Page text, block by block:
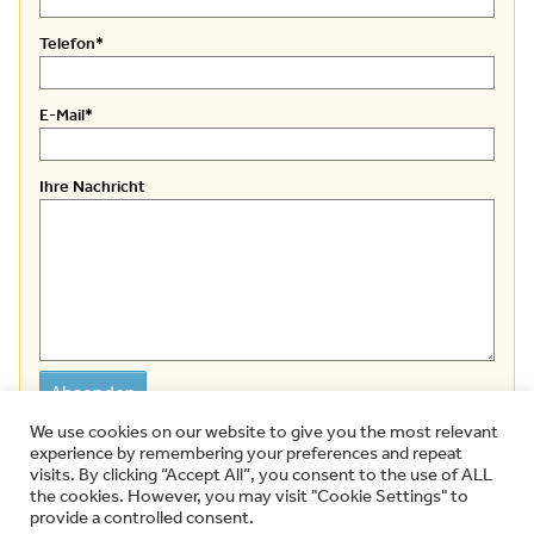
mit Zusatzversicherungen spezifische Leistungen ihrer
gesetzlichen Versicherung aufzustocken.
den Kosten durch Unfälle in der Freizeit, im Ausland und
rund um die Uhr zu schützen. So können Sie sich im Fall der
private Unfallversicherung Ihre gesetzlichen Ansprüche
während der Arbeitszeit und bietet Ihnen so 24 Stunden
am Tag Schutz aus einer Hand!
Ihr gewünschtes Leistungsspektrum. Danach gilt es vor
allem auf Preis und Leistung zu achten. Wir vergleichen den
Telefon*
E-Mail*
Ihre Nachricht
We use cookies on our website to give you the most relevant
experience by remembering your preferences and repeat
visits. By clicking “Accept All”, you consent to the use of ALL
the cookies. However, you may visit "Cookie Settings" to
provide a controlled consent.